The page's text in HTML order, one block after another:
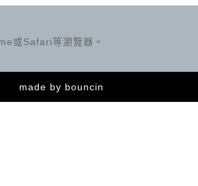
或Safari等瀏覽器。
made by bouncin